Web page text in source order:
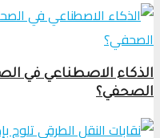
الذكاء الاصطناعي في
الصحفي؟